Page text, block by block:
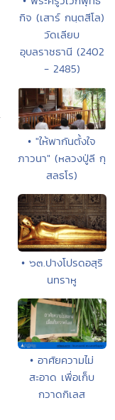
กิจ (เสาร์ กนฺตสีโล)
วัดเลียบ
อุบลราชธานี (2402
- 2485)
• "ให้พากันตั้งใจ
ภาวนา" (หลวงปู่ลี กุ
สลธโร)
• ๖๓.ปางโปรดอสุริ
นทราหู
• อาศัยความไม่
สะอาด เพื่อเก็บ
กวาดกิเลส